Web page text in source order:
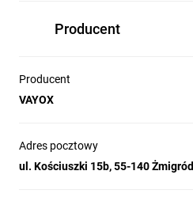
Producent
Producent
VAYOX
Adres pocztowy
ul. Kościuszki 15b, 55-140 Żmigród